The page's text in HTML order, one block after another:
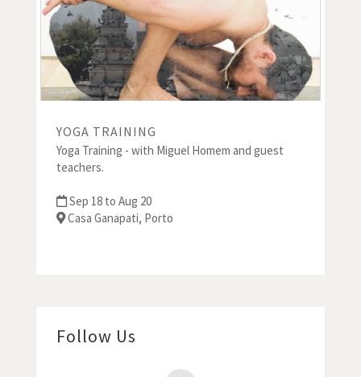
YOGA TRAINING
Yoga Training - with Miguel Homem and guest
teachers.
Sep 18 to Aug 20
Casa Ganapati, Porto
Follow Us